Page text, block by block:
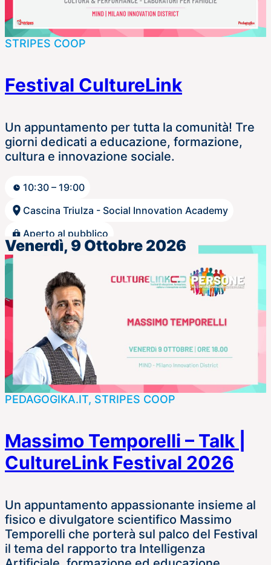
STRIPES COOP
Festival CultureLink
Un appuntamento per tutta la comunità! Tre
giorni dedicati a educazione, formazione,
cultura e innovazione sociale.
10:30 – 19:00
Cascina Triulza - Social Innovation Academy
Aperto al pubblico
Venerdì, 9 Ottobre 2026
PEDAGOGIKA.IT, STRIPES COOP
Massimo Temporelli – Talk |
CultureLink Festival 2026
Un appuntamento appassionante insieme al
fisico e divulgatore scientifico Massimo
Temporelli che porterà sul palco del Festival
il tema del rapporto tra Intelligenza